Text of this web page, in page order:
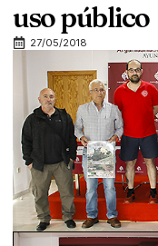
uso público
27/05/2018